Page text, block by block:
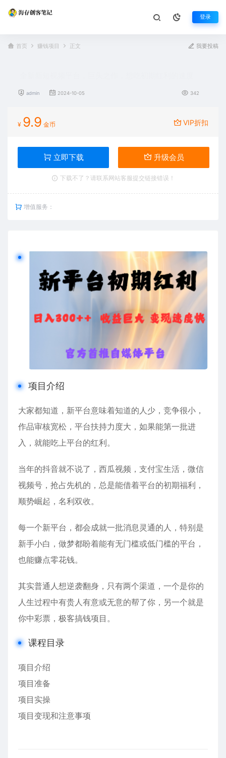
登录
首页 赚钱项目 正文 我要投稿
admin 2024-10-05 342
¥ 9.9 金币 VIP折扣
立即下载 升级会员
下载不了？请联系网站客服提交链接错误！
增值服务：
项目介绍
大家都知道，新平台意味着知道的人少，竞争很小，
作品审核宽松，平台扶持力度大，如果能第一批进
入，就能吃上平台的红利。
当年的抖音就不说了，西瓜视频，支付宝生活，微信
视频号，抢占先机的，总是能借着平台的初期福利，
顺势崛起，名利双收。
每一个新平台，都会成就一批消息灵通的人，特别是
新手小白，做梦都盼着能有无门槛或低门槛的平台，
也能赚点零花钱。
其实普通人想逆袭翻身，只有两个渠道，一个是你的
人生过程中有贵人有意或无意的帮了你，另一个就是
你中彩票，极客搞钱项目。
课程目录
项目介绍
项目准备
项目实操
项目变现和注意事项